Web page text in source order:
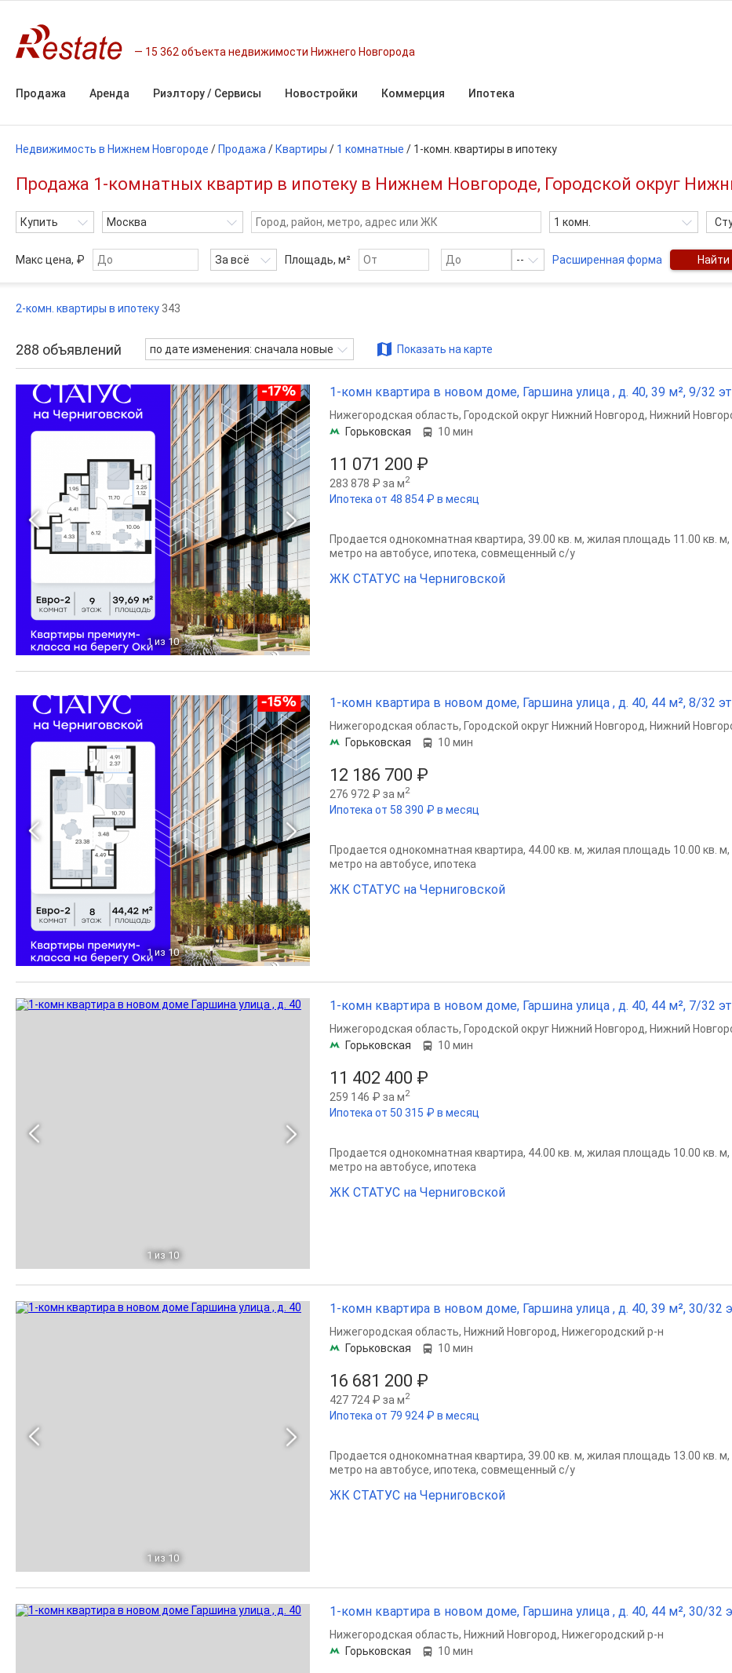
15 362 объекта недвижимости Нижнего Новгорода
Продажа Аренда Риэлтору / Сервисы Новостройки Коммерция Ипотека
Недвижимость в Нижнем Новгороде / Продажа / Квартиры / 1 комнатные / 1-комн. квартиры в ипотеку
Продажа 1-комнатных квартир в ипотеку в Нижнем Новгороде, Городской округ
Купить Москва 1 комн.
Макс цена, ₽ За всё Площадь, м² -- Расширенная форма Найти
2-комн. квартиры в ипотеку 343
288 объявлений по дате изменения: сначала новые Показать на карте
1 из 10
1-комн квартира в новом доме, Гаршина улица , д. 40, 39 м², 9/32
11 071 200 ₽
283 878 ₽ за м2
Ипотека от 48 854 ₽ в месяц
Нижегородская область, Городской округ Нижний Новгород, Нижний
Горьковская
10 мин
Продается однокомнатная квартира, 39.00 кв. м, жилая площадь 11.00 кв.
метро на автобусе, ипотека, совмещенный с/у
ЖК СТАТУС на Черниговской
1 из 10
1-комн квартира в новом доме, Гаршина улица , д. 40, 44 м², 8/32
12 186 700 ₽
276 972 ₽ за м2
Ипотека от 58 390 ₽ в месяц
Нижегородская область, Городской округ Нижний Новгород, Нижний
Горьковская
10 мин
Продается однокомнатная квартира, 44.00 кв. м, жилая площадь 10.00 кв.
метро на автобусе, ипотека
ЖК СТАТУС на Черниговской
1 из 10
1-комн квартира в новом доме, Гаршина улица , д. 40, 44 м², 7/32
11 402 400 ₽
259 146 ₽ за м2
Ипотека от 50 315 ₽ в месяц
Нижегородская область, Городской округ Нижний Новгород, Нижний
Горьковская
10 мин
Продается однокомнатная квартира, 44.00 кв. м, жилая площадь 10.00 кв.
метро на автобусе, ипотека
ЖК СТАТУС на Черниговской
1 из 10
1-комн квартира в новом доме, Гаршина улица , д. 40, 39 м², 30/32
16 681 200 ₽
427 724 ₽ за м2
Ипотека от 79 924 ₽ в месяц
Нижегородская область, Нижний Новгород, Нижегородский р-н
Горьковская
10 мин
Продается однокомнатная квартира, 39.00 кв. м, жилая площадь 13.00 кв.
метро на автобусе, ипотека, совмещенный с/у
ЖК СТАТУС на Черниговской
1-комн квартира в новом доме, Гаршина улица , д. 40, 44 м², 30/32
Нижегородская область, Нижний Новгород, Нижегородский р-н
Горьковская
10 мин